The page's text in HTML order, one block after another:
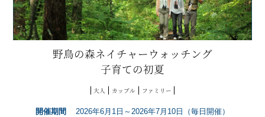
野鳥の森ネイチャーウォッチング
子育ての初夏
大人 カップル ファミリー
開催期間 2026年6月1日～2026年7月10日（毎日開催）